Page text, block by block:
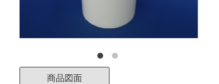
商品図面